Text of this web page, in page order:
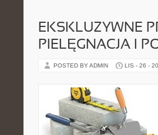
EKSKLUZYWNE
PIELĘGNACJA I
POSTED BY ADMIN LIS - 26 -